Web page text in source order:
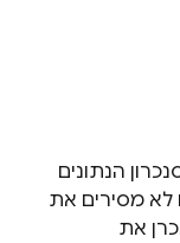
הנתונים
לא מסירים את
את